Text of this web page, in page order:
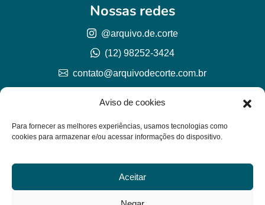
Aviso de cookies
Para fornecer as melhores experiências, usamos tecnologias como
cookies para armazenar e/ou acessar informações do dispositivo.
Aceitar
© Arquivo de corte 2026
CNPJ 57.978.789/0001-77
Nossas redes
@arquivo.de.corte
(12) 98252-3424
contato@arquivodecorte.com.br